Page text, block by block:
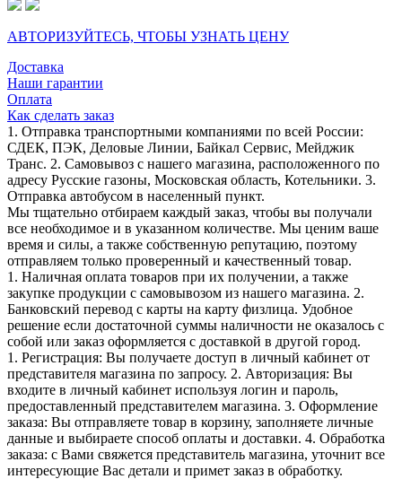
АВТОРИЗУЙТЕСЬ, ЧТОБЫ УЗНАТЬ ЦЕНУ
Доставка
Наши гарантии
Оплата
Как сделать заказ
1. Отправка транспортными компаниями по всей России:
СДЕК, ПЭК, Деловые Линии, Байкал Сервис, Мейджик
Транс. 2. Самовывоз с нашего магазина, расположенного по
адресу Русские газоны, Московская область, Котельники. 3.
Отправка автобусом в населенный пункт.
Мы тщательно отбираем каждый заказ, чтобы вы получали
все необходимое и в указанном количестве. Мы ценим ваше
время и силы, а также собственную репутацию, поэтому
отправляем только проверенный и качественный товар.
1. Наличная оплата товаров при их получении, а также
закупке продукции с самовывозом из нашего магазина. 2.
Банковский перевод с карты на карту физлица. Удобное
решение если достаточной суммы наличности не оказалось с
собой или заказ оформляется с доставкой в другой город.
1. Регистрация: Вы получаете доступ в личный кабинет от
представителя магазина по запросу. 2. Авторизация: Вы
входите в личный кабинет используя логин и пароль,
предоставленный представителем магазина. 3. Оформление
заказа: Вы отправляете товар в корзину, заполняете личные
данные и выбираете способ оплаты и доставки. 4. Обработка
заказа: с Вами свяжется представитель магазина, уточнит все
интересующие Вас детали и примет заказ в обработку.